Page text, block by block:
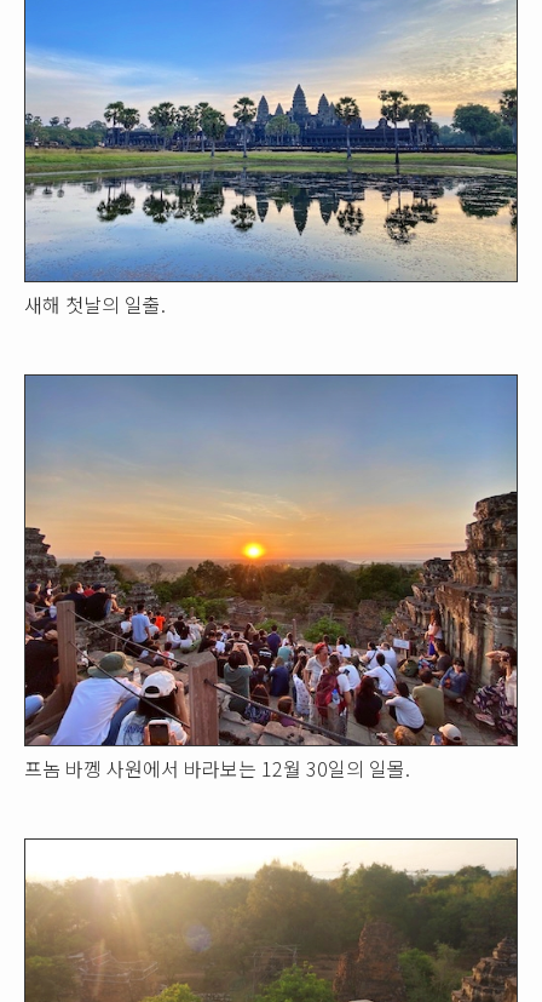
새해 첫날의 일출.
프놈 바껭 사원에서 바라보는 12월 30일의 일몰.